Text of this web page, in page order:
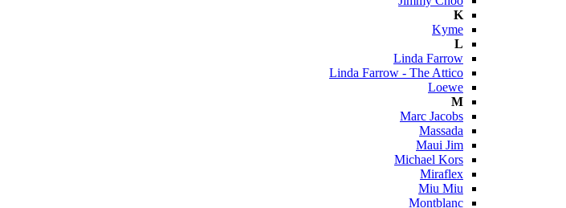
K
Kyme
L
Linda Farrow
Linda Farrow - The Attico
Loewe
M
Marc Jacobs
Massada
Maui Jim
Michael Kors
Miraflex
Miu Miu
Montblanc